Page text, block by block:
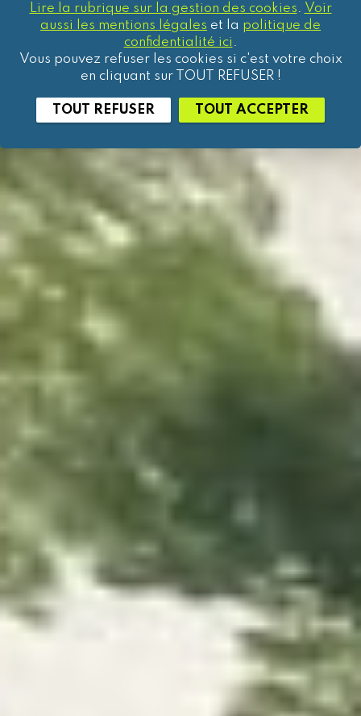
Lire la rubrique sur la gestion des cookies. Voir
aussi les mentions légales et la politique de
confidentialité ici .
Vous pouvez refuser les cookies si c'est votre choix
en cliquant sur TOUT REFUSER !
TOUT REFUSER TOUT ACCEPTER